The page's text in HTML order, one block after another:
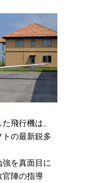
飛行機は、
トの最新鋭多
を真面目に
官陣の指導